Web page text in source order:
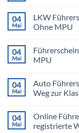
Ich
möchte
Führerschein
&
Ohne
MPU
04
Mai
LKW
Ohne MPU
zu
LKW
Führerschein
C/CE)
|
Legal
MPU
04
Mai
MPU
zu
Führerschein
kaufen
Deutschland
Ohne
04
Mai
Auto
Weg zur
zu
Führerschein
04
Mai
Online
registrierte